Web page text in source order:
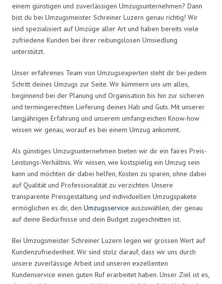
einem günstigen und zuverlässigen Umzugsunternehmen? Dann
bist du bei Umzugsmeister Schreiner Luzern genau richtig! Wir
sind spezialisiert auf Umzüge aller Art und haben bereits viele
zufriedene Kunden bei ihrer reibungslosen Umsiedlung
unterstützt.
Unser erfahrenes Team von Umzugsexperten steht dir bei jedem
Schritt deines Umzugs zur Seite. Wir kümmern uns um alles,
beginnend bei der Planung und Organisation bis hin zur sicheren
und termingerechten Lieferung deines Hab und Guts. Mit unserer
langjährigen Erfahrung und unserem umfangreichen Know-how
wissen wir genau, worauf es bei einem Umzug ankommt.
Als günstiges Umzugsunternehmen bieten wir dir ein faires Preis-
Leistungs-Verhältnis. Wir wissen, wie kostspielig ein Umzug sein
kann und möchten dir dabei helfen, Kosten zu sparen, ohne dabei
auf Qualität und Professionalität zu verzichten. Unsere
transparente Preisgestaltung und individuellen Umzugspakete
ermöglichen es dir, den Umzugsservice auszuwählen, der genau
auf deine Bedürfnisse und dein Budget zugeschnitten ist.
Bei Umzugsmeister Schreiner Luzern legen wir grossen Wert auf
Kundenzufriedenheit. Wir sind stolz darauf, dass wir uns durch
unsere zuverlässige Arbeit und unseren exzellenten
Kundenservice einen guten Ruf erarbeitet haben. Unser Ziel ist es,